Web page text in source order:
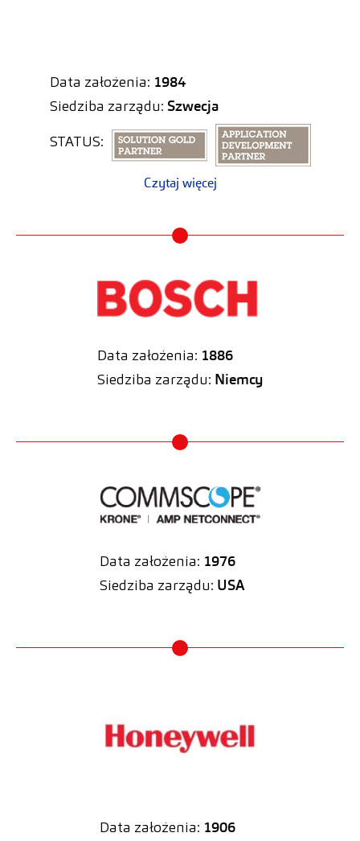
Data założenia: 1984
Siedziba zarządu: Szwecja
STATUS:
Czytaj więcej
Data założenia: 1886
Siedziba zarządu: Niemcy
Data założenia: 1976
Siedziba zarządu: USA
Data założenia: 1906